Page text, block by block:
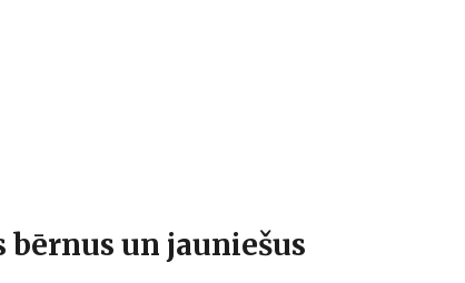
bērnus un jauniešus